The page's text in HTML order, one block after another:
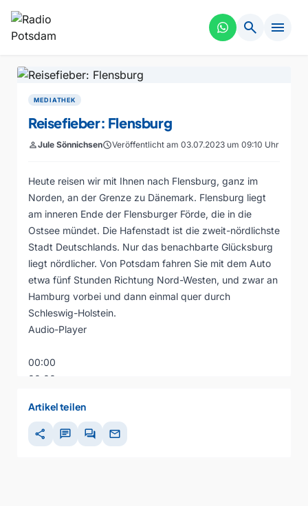
search menu
MEDIATHEK
Reisefieber: Flensburg
personJule SönnichsenscheduleVeröffentlicht am 03.07.2023 um 09:10 Uhr
Heute reisen wir mit Ihnen nach Flensburg, ganz im
Norden, an der Grenze zu Dänemark. Flensburg liegt
am inneren Ende der Flensburger Förde, die in die
Ostsee mündet. Die Hafenstadt ist die zweit-nördlichste
Stadt Deutschlands. Nur das benachbarte Glücksburg
liegt nördlicher. Von Potsdam fahren Sie mit dem Auto
etwa fünf Stunden Richtung Nord-Westen, und zwar an
Hamburg vorbei und dann einmal quer durch
Schleswig-Holstein.
Audio-Player
00:00
00:00
Artikel teilen
share chat forum mail